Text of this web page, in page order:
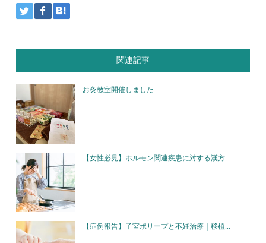
関連記事
お灸教室開催しました
【女性必見】ホルモン関連疾患に対する漢方...
【症例報告】子宮ポリープと不妊治療｜移植...